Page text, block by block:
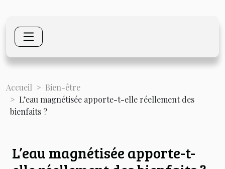
Accueil
Bien-être
L’eau magnétisée apporte-t-elle réellement des
bienfaits ?
L’eau magnétisée apporte-t-